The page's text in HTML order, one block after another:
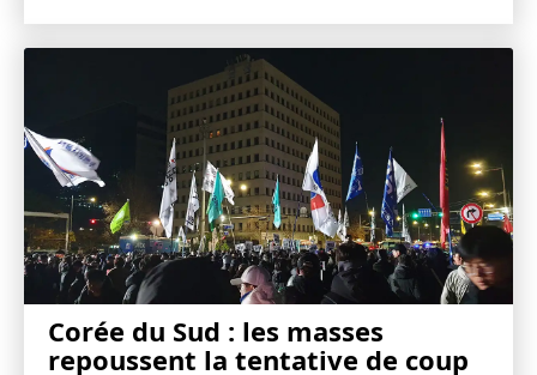
Corée du Sud : les masses
repoussent la tentative de coup